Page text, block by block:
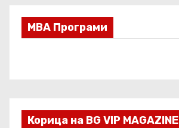
МВА Програми
Корица на BG VIP MAGAZINE